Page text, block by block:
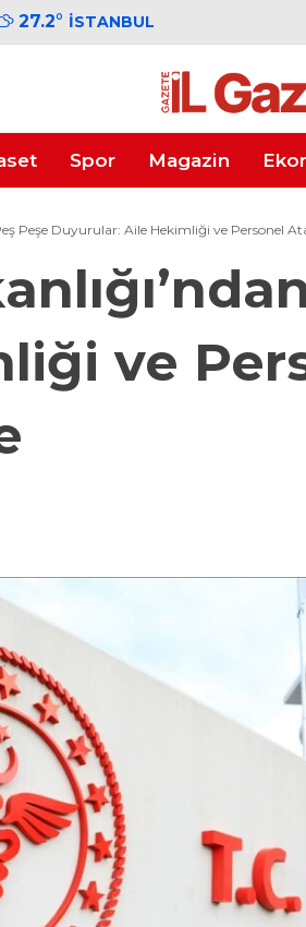
27.2° İSTANBUL
Spor Magazin
Peşe Duyurular: Aile Hekimliği ve Personel
ve